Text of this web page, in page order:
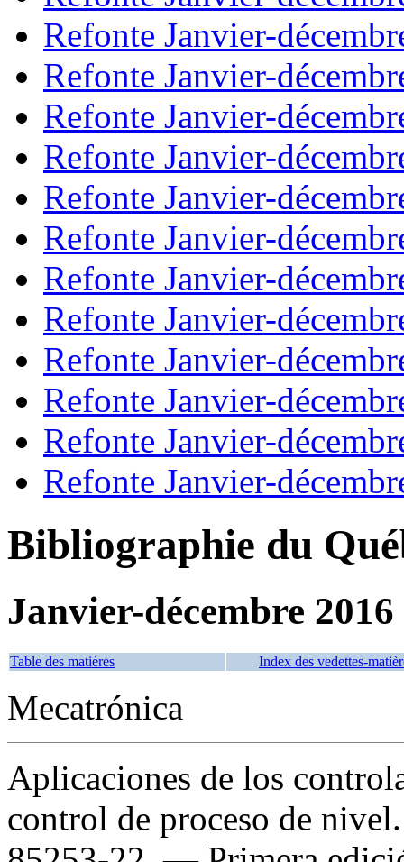
Refonte Janvier-
Refonte Janvier-
Refonte Janvier-
Refonte Janvier-
Refonte Janvier-
Refonte Janvier-
Refonte Janvier-
Refonte Janvier-
Refonte Janvier-
Refonte Janvier-
Refonte Janvier-
Refonte Janvier-
Bibliographie du
Janvier-décembre 2016
Table des matières Index des vedettes-
Mecatrónica
Aplicaciones de los
control de proceso de